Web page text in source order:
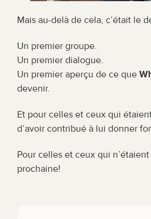
Mais au-delà de cela, c’était le
Un premier groupe.
Un premier dialogue.
Un premier aperçu de ce que
devenir.
Et pour celles et ceux qui
d’avoir contribué à lui donner
Pour celles et ceux qui
prochaine!